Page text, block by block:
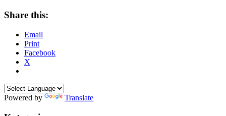
Share this:
Email
Print
Facebook
X
Powered by Translate